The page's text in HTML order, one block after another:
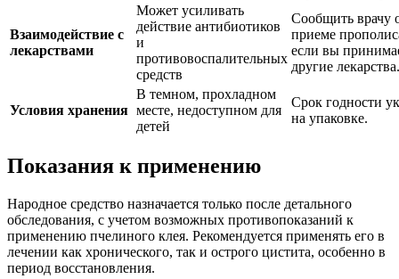
Взаимодействие с
лекарствами
Может усиливать
действие антибиотиков
и
противовоспалительных
средств
Сообщить врачу
приеме
если вы
другие лекарства.
Условия хранения
В темном, прохладном
месте, недоступном для
детей
Срок годности
на упаковке.
Показания к применению
Народное средство назначается только после детального
обследования, с учетом возможных противопоказаний к
применению пчелиного клея. Рекомендуется применять его в
лечении как хронического, так и острого цистита, особенно в
период восстановления.